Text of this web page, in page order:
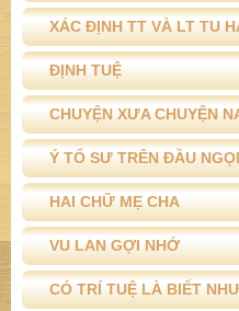
XÁC ĐỊNH TT VÀ LT TU
ĐỊNH TUỆ
CHUYỆN XƯA CHUYỆN
Ý TỔ SƯ TRÊN ĐẦU
HAI CHỮ MẸ CHA
VU LAN GỢI NHỚ
CÓ TRÍ TUỆ LÀ BIẾT